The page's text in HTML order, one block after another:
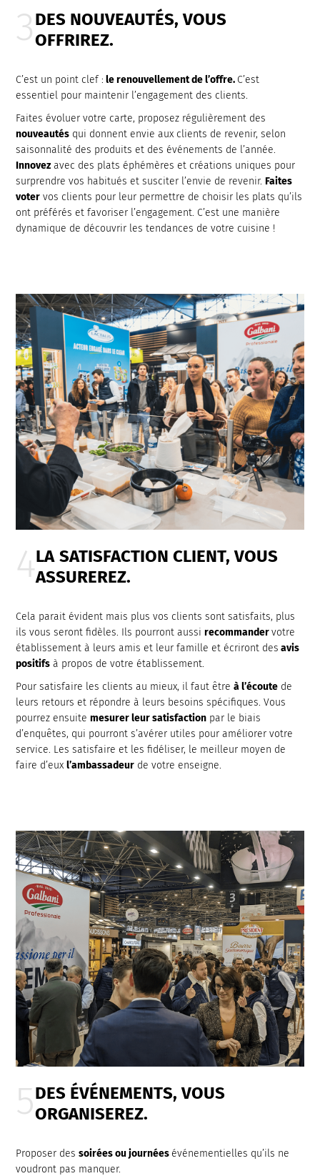
DES NOUVEAUTÉS, VOUS
OFFRIREZ.
C’est un point clef : le renouvellement de l’offre. C’est
essentiel pour maintenir l’engagement des clients.
Faites évoluer votre carte, proposez régulièrement des
nouveautés qui donnent envie aux clients de revenir, selon
saisonnalité des produits et des événements de l’année.
Innovezavec des plats éphémères et créations uniques pour
surprendre vos habitués et susciter l’envie de revenir.Faites
voter vos clients pour leur permettre de choisir les plats qu’ils
ont préférés et favoriser l’engagement. C’est une manière
dynamique de découvrir les tendances de votre cuisine !
LA SATISFACTION CLIENT, VOUS
ASSUREREZ.
Cela parait évident mais plus vos clients sont satisfaits, plus
ils vous seront fidèles. Ils pourront aussirecommandervotre
établissement à leurs amis et leur famille et écriront des avis
positifs à propos de votre établissement.
Pour satisfaire les clients au mieux, il faut êtreà l’écoute de
leurs retours et répondre à leurs besoins spécifiques. Vous
pourrez ensuitemesurer leur satisfaction par le biais
d’enquêtes, qui pourront s’avérer utiles pour améliorer votre
service. Les satisfaire et les fidéliser, le meilleur moyen de
faire d’euxl’ambassadeur de votre enseigne.
DES ÉVÉNEMENTS, VOUS
ORGANISEREZ.
Proposer dessoirées ou journées événementielles qu’ils ne
voudront pas manquer.